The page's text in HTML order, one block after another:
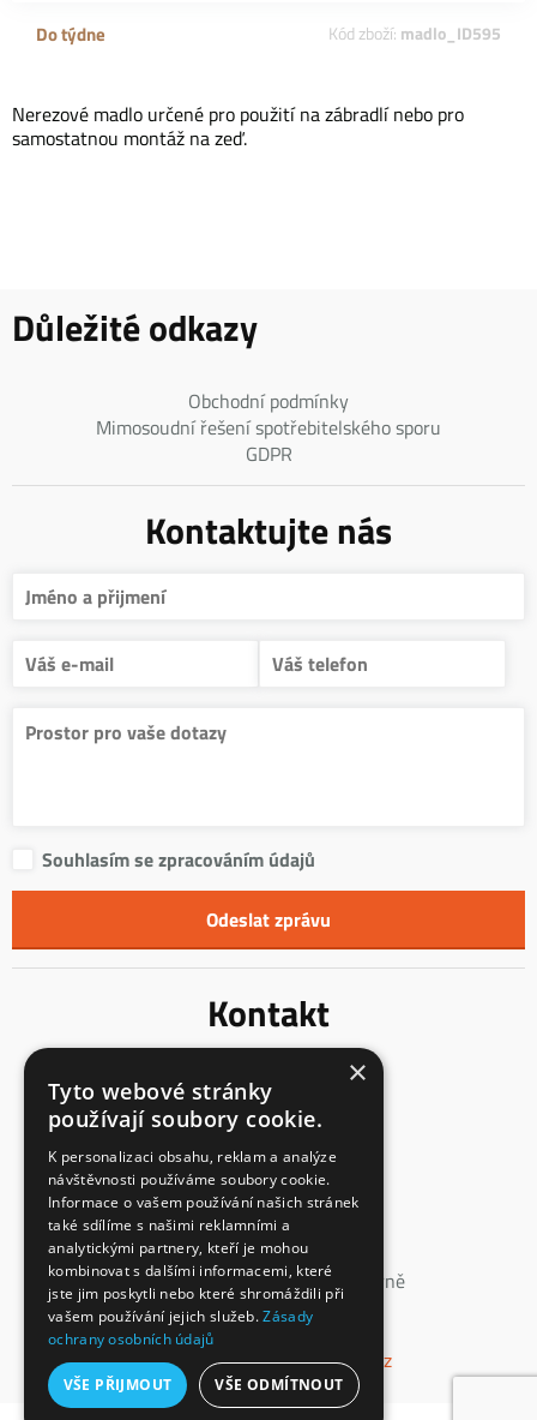
Do týdne Kód zboží: madlo_ID595
Nerezové madlo určené pro použití na zábradlí nebo pro
samostatnou montáž na zeď.
Důležité odkazy
Obchodní podmínky
Mimosoudní řešení spotřebitelského sporu
GDPR
Kontaktujte nás
Souhlasím se zpracováním údajů
Kontakt
Mladoňovice 65
675 32, okres Třebíč
Česká Republika
IČ: 23855991
DIČ: CZ23855991
spisová značka: C 147862
vedená u Krajského soudu v Brně
+420 774 660 532
info@interierove-schodiste.cz
×
Tyto webové stránky
používají soubory cookie.
K personalizaci obsahu, reklam a analýze
návštěvnosti používáme soubory cookie.
Informace o vašem používání našich stránek
také sdílíme s našimi reklamními a
analytickými partnery, kteří je mohou
kombinovat s dalšími informacemi, které
jste jim poskytli nebo které shromáždili při
vašem používání jejich služeb.Zásady
ochrany osobních údajů
VŠE PŘIJMOUT VŠE ODMÍTNOUT